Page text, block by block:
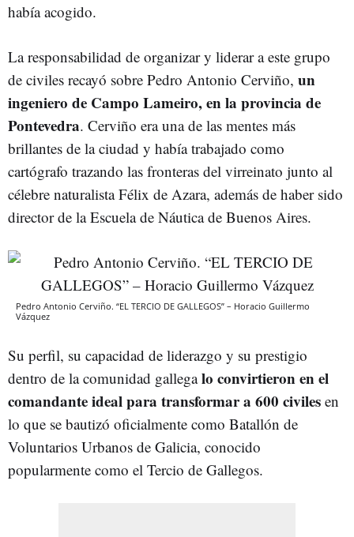
había acogido.
La responsabilidad de organizar y liderar a este grupo
de civiles recayó sobre Pedro Antonio Cerviño, un
ingeniero de Campo Lameiro, en la provincia de
Pontevedra. Cerviño era una de las mentes más
brillantes de la ciudad y había trabajado como
cartógrafo trazando las fronteras del virreinato junto al
célebre naturalista Félix de Azara, además de haber sido
director de la Escuela de Náutica de Buenos Aires.
Pedro Antonio Cerviño. “EL TERCIO DE GALLEGOS” – Horacio Guillermo
Vázquez
Su perfil, su capacidad de liderazgo y su prestigio
dentro de la comunidad gallegalo convirtieron en el
comandante ideal para transformar a 600 civiles en
lo que se bautizó oficialmente como Batallón de
Voluntarios Urbanos de Galicia, conocido
popularmente como el Tercio de Gallegos.